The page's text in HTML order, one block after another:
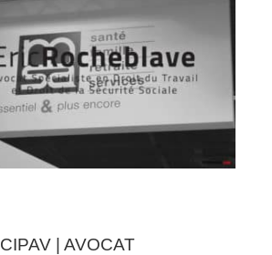
CIPAV | AVOCAT